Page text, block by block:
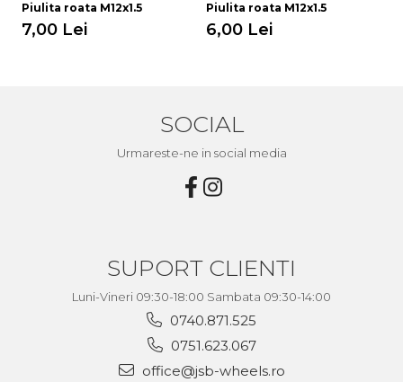
Piulita roata M12x1.5
7,00 Lei
Piulita roata M12x1.5
6,00 Lei
SOCIAL
Urmareste-ne in social media
SUPORT CLIENTI
Luni-Vineri 09:30-18:00 Sambata 09:30-14:00
0740.871.525
0751.623.067
office@jsb-wheels.ro